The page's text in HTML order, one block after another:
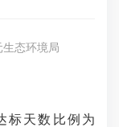
生态环境局
标天数比例为